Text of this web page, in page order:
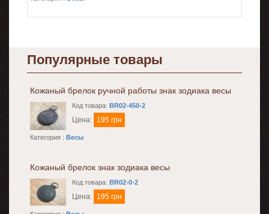
Популярные товары
Кожаный брелок ручной работы знак зодиака весы
Код товара: BR02-450-2
Цена: 195 грн
Категория : Весы
Кожаный брелок знак зодиака весы
Код товара: BR02-0-2
Цена: 195 грн